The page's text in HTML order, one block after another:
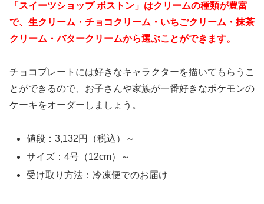
「スイーツショップ ボストン」はクリームの種類が豊富
で、生クリーム・チョコクリーム・いちごクリーム・抹茶
クリーム・バタークリームから選ぶことができます。
チョコプレートには好きなキャラクターを描いてもらうこ
とができるので、お子さんや家族が一番好きなポケモンの
ケーキをオーダーしましょう。
値段：3,132円（税込）～
サイズ：4号（12cm）～
受け取り方法：冷凍便でのお届け